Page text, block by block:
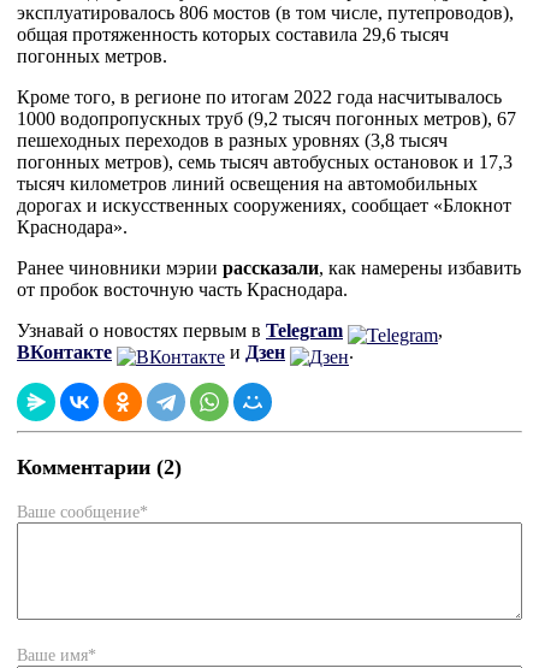
эксплуатировалось 806 мостов (в том числе, путепроводов),
общая протяженность которых составила 29,6 тысяч
погонных метров.
Кроме того, в регионе по итогам 2022 года насчитывалось
1000 водопропускных труб (9,2 тысяч погонных метров), 67
пешеходных переходов в разных уровнях (3,8 тысяч
погонных метров), семь тысяч автобусных остановок и 17,3
тысяч километров линий освещения на автомобильных
дорогах и искусственных сооружениях, сообщает «Блокнот
Краснодара».
Ранее чиновники мэрии рассказали, как намерены избавить
от пробок восточную часть Краснодара.
Узнавай о новостях первым в Telegram
,
ВКонтакте
и Дзен .
Комментарии (2)
Ваше сообщение*
Ваше имя*